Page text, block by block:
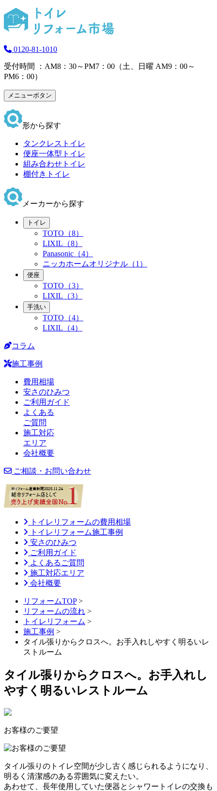
0120-81-1010
受付時間 ：AM8：30～PM7：00（土、日曜 AM9：00～
PM6：00）
メニューボタン
形から探す
タンクレストイレ
便座一体型トイレ
組み合わせトイレ
棚付きトイレ
メーカーから探す
トイレ
TOTO（8）
LIXIL（8）
Panasonic（4）
ニッカホームオリジナル（1）
便座
TOTO（3）
LIXIL（3）
手洗い
TOTO（4）
LIXIL（4）
コラム
施工事例
費用相場
安さのひみつ
ご利用ガイド
よくある
ご質問
施工対応
エリア
会社概要
ご相談・お問い合わせ
トイレリフォームの費用相場
トイレリフォーム施工事例
安さのひみつ
ご利用ガイド
よくあるご質問
施工対応エリア
会社概要
リフォームTOP>
リフォームの流れ >
トイレリフォーム >
施工事例 >
タイル張りからクロスへ。お手入れしやすく明るいレ
ストルーム
タイル張りからクロスへ。お手入れし
やすく明るいレストルーム
お客様のご要望
タイル張りのトイレ空間が少し古く感じられるようになり、
明るく清潔感のある雰囲気に変えたい。
あわせて、長年使用していた便器とシャワートイレの交換も